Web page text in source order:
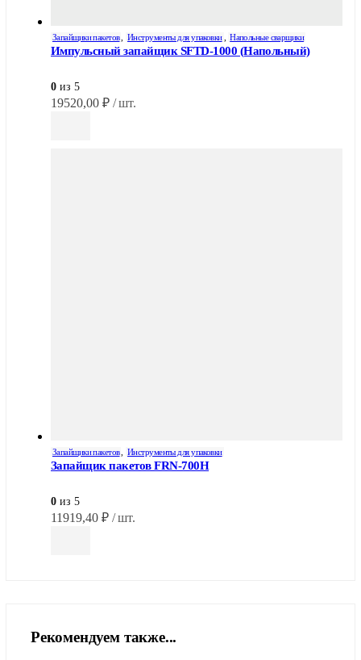
Запайщики пакетов Инструменты для упаковки Напольные сварщики
Импульсный запайщик SFTD-1000 (Напольный)
0 из 5
19520,00 ₽ / шт.
Запайщики пакетов Инструменты для упаковки
Запайщик пакетов FRN-700Н
0 из 5
11919,40 ₽ / шт.
Рекомендуем также...